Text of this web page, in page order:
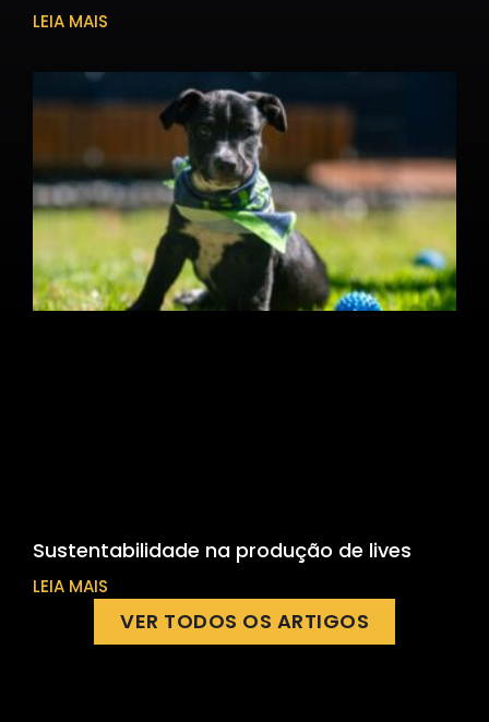
LEIA MAIS
Sustentabilidade na produção de lives
LEIA MAIS
VER TODOS OS ARTIGOS